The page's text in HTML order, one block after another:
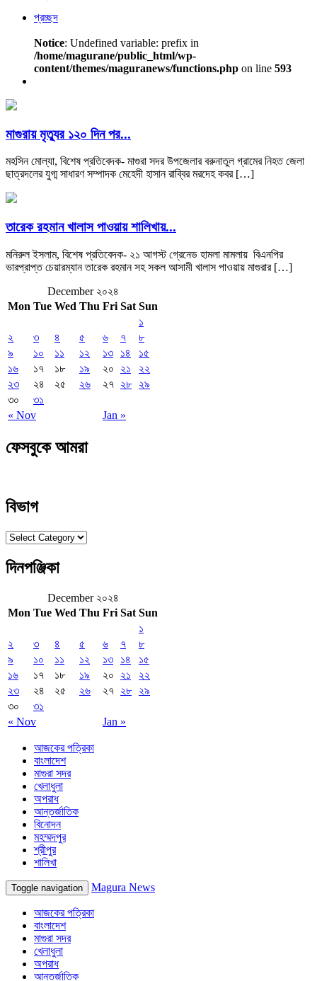
প্রচ্ছদ
Notice: Undefined variable: prefix in
/home/magurane/public_html/wp-
content/themes/maguranews/functions.php on line 593
মাগুরায় মৃত্যুর ১২০ দিন পর...
মহসিন মোল্যা, বিশেষ প্রতিবেদক- মাগুরা সদর উপজেলার বরুনাতুল গ্রামের নিহত জেলা
ছাত্রদলের যুগ্ম সাধারণ সম্পাদক মেহেদী হাসান রাব্বির মরদেহ কবর […]
তারেক রহমান খালাস পাওয়ায় শালিখায়...
মনিরুল ইসলাম, বিশেষ প্রতিবেদক- ২১ আগস্ট গ্রেনেড হামলা মামলায় বিএনপির
ভারপ্রাপ্ত চেয়ারম্যান তারেক রহমান সহ সকল আসামী খালাস পাওয়ায় মাগুরার […]
December ২০২৪
Mon Tue Wed Thu Fri Sat Sun
« Nov Jan »
১
২
৩ ৪ ৫ ৬ ৭
৮
৯
১০ ১১ ১২ ১৩ ১৪
১৫
১৬
১৭ ১৮ ১৯ ২০ ২১
২২
২৩
২৪ ২৫ ২৬ ২৭ ২৮
২৯
৩০
৩১
ফেসবুকে আমরা
বিভাগ
বিভাগ
দিনপঞ্জিকা
December ২০২৪
Mon Tue Wed Thu Fri Sat Sun
« Nov Jan »
১
২
৩ ৪ ৫ ৬ ৭
৮
৯
১০ ১১ ১২ ১৩ ১৪
১৫
১৬
১৭ ১৮ ১৯ ২০ ২১
২২
২৩
২৪ ২৫ ২৬ ২৭ ২৮
২৯
৩০
৩১
আজকের পত্রিকা
বাংলাদেশ
মাগুরা সদর
খেলাধুলা
অপরাধ
আন্তর্জাতিক
বিনোদন
মহম্মদপুর
শ্রীপুর
শালিখা
Toggle navigation Magura News
আজকের পত্রিকা
বাংলাদেশ
মাগুরা সদর
খেলাধুলা
অপরাধ
আন্তর্জাতিক